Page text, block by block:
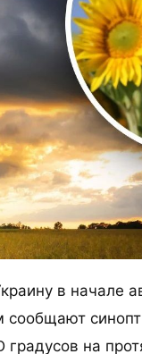
в начале
на